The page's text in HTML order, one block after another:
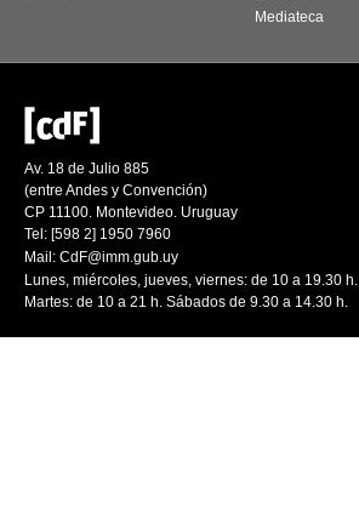
Mediateca
Av. 18 de Julio 885
(entre Andes y Convención)
CP 11100. Montevideo. Uruguay
Tel: [598 2] 1950 7960
Mail: CdF@imm.gub.uy
Lunes, miércoles, jueves, viernes: de 10 a 19.30 h.
Martes: de 10 a 21 h. Sábados de 9.30 a 14.30 h.